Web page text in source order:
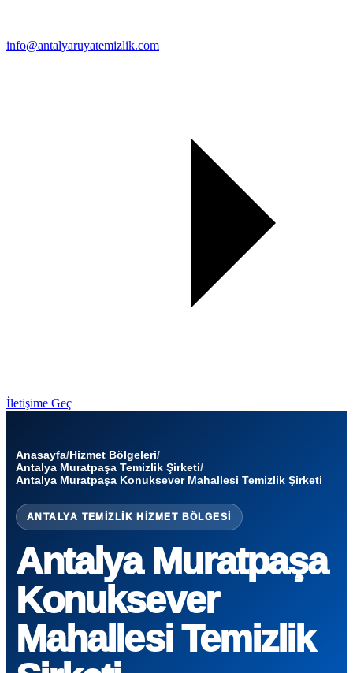
info@antalyaruyatemizlik.com
İletişime Geç
Anasayfa/Hizmet Bölgeleri/
Antalya Muratpaşa Temizlik Şirketi/
Antalya Muratpaşa Konuksever Mahallesi Temizlik Şirketi
ANTALYA TEMIZLIK HIZMET BÖLGESI
Antalya Muratpaşa
Konuksever
Mahallesi Temizlik